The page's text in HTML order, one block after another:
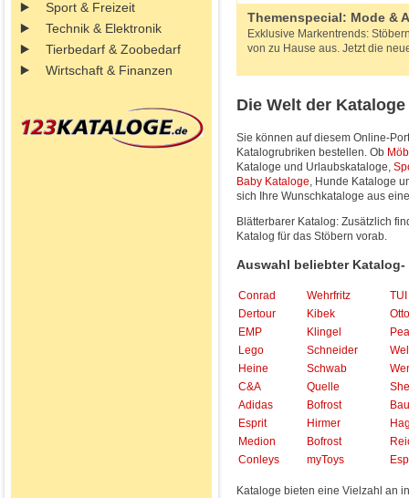
Sport & Freizeit
Technik & Elektronik
Tierbedarf & Zoobedarf
Wirtschaft & Finanzen
Themenspecial: Mode &
Exklusive Markentrends:
von zu Hause aus. Jetzt die
Die Welt der
Sie können auf diesem Online-
Katalogrubriken bestellen. Ob
Kataloge und Urlaubskataloge,
Baby Kataloge, Hunde Kataloge
sich Ihre Wunschkataloge aus
Blätterbarer Katalog: Zusätzlich
Katalog für das Stöbern vorab.
Auswahl beliebter Katalog-
Conrad Wehrfritz
TUI
Dertour
Kibek
Otto
EMP
Klingel
Lego
Schneider
Heine
Schwab
C&A
Quelle
Adidas
Bofrost
Esprit
Hirmer
Medion
Bofrost
Conleys
myToys
Kataloge bieten eine Vielzahl an